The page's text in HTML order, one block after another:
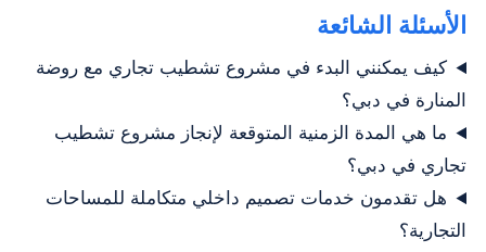
الأسئلة الشائعة
كيف يمكنني البدء في مشروع تشطيب تجاري مع روضة
المنارة في دبي؟
ما هي المدة الزمنية المتوقعة لإنجاز مشروع تشطيب
تجاري في دبي؟
هل تقدمون خدمات تصميم داخلي متكاملة للمساحات
التجارية؟